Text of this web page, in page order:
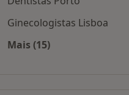
Ginecologistas Lisboa
Mais (15)